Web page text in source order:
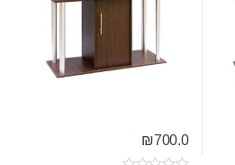
₪700.0